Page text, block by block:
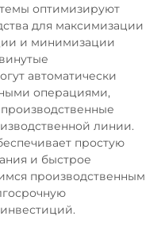
оптимизируют
для максимизации
и минимизации
автоматически
операциями,
линии.
простую
и быстрое
производственным